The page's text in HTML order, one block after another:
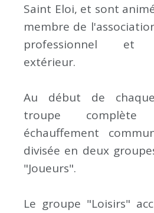
Saint Eloi, et sont
membre de
professionnel et
extérieur.
Au début de
troupe
échauffement
divisée en deux
"Joueurs".
Le groupe "Loisirs"